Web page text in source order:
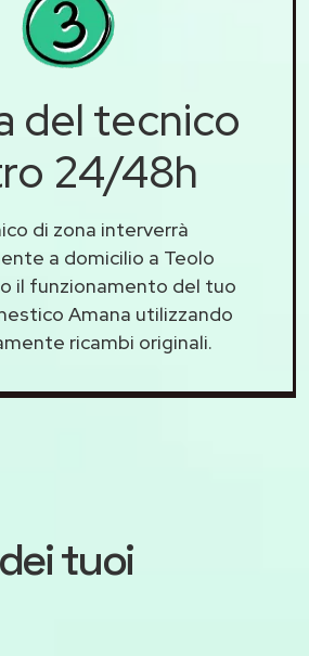
del tecnico
24/48h
di zona interverrà
a domicilio a Teolo
il funzionamento del tuo
Amana utilizzando
ricambi originali.
tuoi